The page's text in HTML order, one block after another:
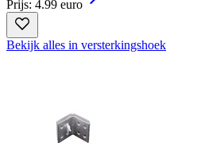
Prijs: 4.99 euro
Bekijk alles in versterkingshoek